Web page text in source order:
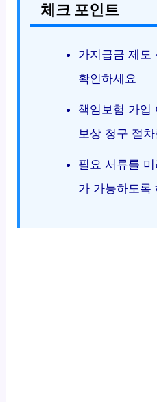
체크 포인트
가지급금 제도
확인하세요
책임보험 가입
보상 청구 절
필요 서류를
가 가능하도록